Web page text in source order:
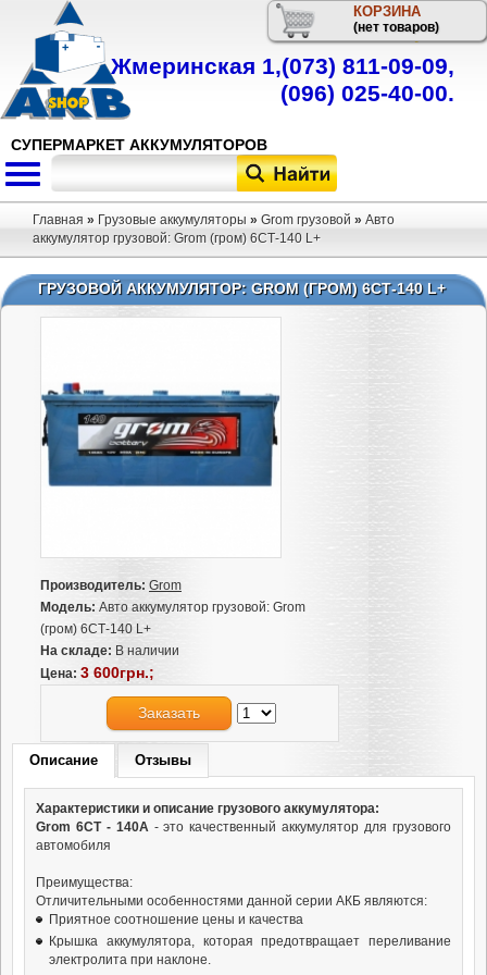
КОРЗИНА
(нет товаров)
СУПЕРМАРКЕТ АККУМУЛЯТОРОВ
Телефон
Жмеринская 1,(073) 811-09-09,
(096) 025-40-00.
Главная » Грузовые аккумуляторы » Grom грузовой » Авто
аккумулятор грузовой: Grom (гром) 6СТ-140 L+
ГРУЗОВОЙ АККУМУЛЯТОР: GROM (ГРОМ) 6СТ-140 L+
Производитель: Grom
Модель: Авто аккумулятор грузовой: Grom
(гром) 6СТ-140 L+
На складе: В наличии
Цена: 3 600грн.;
Заказать
Описание Отзывы
Характеристики и описание грузового аккумулятора:
Grom 6СТ - 140А - это качественный аккумулятор для грузового
автомобиля
Преимущества:
Отличительными особенностями данной серии АКБ являются:
Приятное соотношение цены и качества
Крышка аккумулятора, которая предотвращает переливание
электролита при наклоне.